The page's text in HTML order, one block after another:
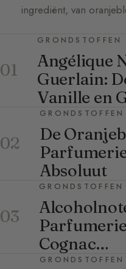
ingrediënt, van
01
GRONDSTOFFEN
Angélique
Guerlain:
Vanille en
02
GRONDSTOFFEN
De
Absoluut
03
GRONDSTOFFEN
Cognac…
GRONDSTOFFEN